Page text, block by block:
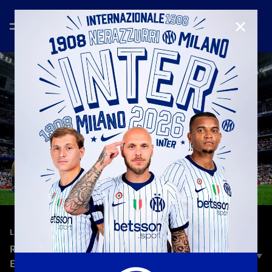
LEGENDS —13 giu 2026
REAL MADRID LEYENDAS-INTER LEGENDS 2-1 |
EXTENDED HIGHLIGHTS | CORAZÓN CLASSIC